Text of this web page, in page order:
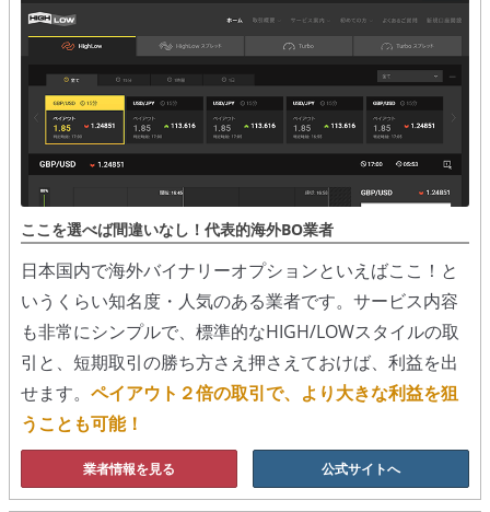
負けそうなときは損切り
攻略法まとめ
ローソク足チャート
移動平均線
トレンド順張り
RSI
ボリンジャーバンド
ストラテジーアドバイザー
スポットフォロー
ここを選べば間違いなし！代表的海外BO業者
日本国内で海外バイナリーオプションといえばここ！と
いうくらい知名度・人気のある業者です。サービス内容
も非常にシンプルで、標準的なHIGH/LOWスタイルの取
引と、短期取引の勝ち方さえ押さえておけば、利益を出
せます。 ペイアウト２倍の取引で、より大きな利益を狙
うことも可能！
業者情報を見る 公式サイトへ